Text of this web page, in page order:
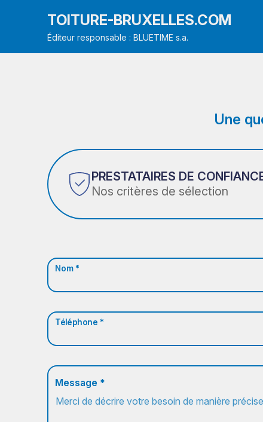
TOITURE-BRUXELLES.COM
Éditeur responsable : BLUETIME s.a.
Une
PRESTATAIRES DE
Nos critères de sélection
Nom *
Téléphone *
Message *